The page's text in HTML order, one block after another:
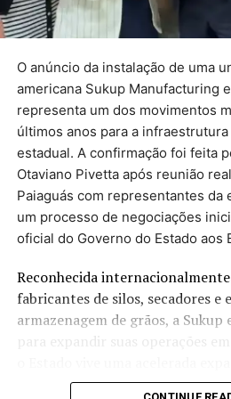
equipes de checagem seguem
governantes. Veja os critérios.
termina, em dezembro, o
Veja abaixo as
separadas por
Saúde
Segurança Pública
Administração
O anúncio da instalação de uma
americana Sukup Manufacturing
representa um dos movimentos
últimos anos para a
estadual. A confirmação foi feita
Otaviano Pivetta após reunião
Paiaguás com representantes da
um processo de negociações
oficial do Governo do Estado aos
Reconhecida
fabricantes de silos, secadores e
armazenagem de grãos, a Sukup
para expandir suas operações
agrícola e enfrenta um dos